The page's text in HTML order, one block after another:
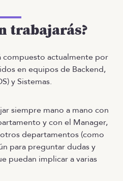
trabajarás?
compuesto actualmente por
en equipos de Backend,
y Sistemas.
siempre mano a mano con
y con el Manager,
departamentos (como
para preguntar dudas y
puedan implicar a varias